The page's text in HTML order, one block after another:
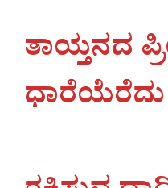
ತಾಯ್ತನದ
ಧಾರೆಯೆರೆದು